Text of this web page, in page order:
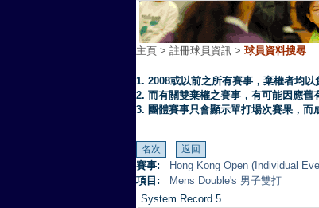
主頁 > 註冊球員資訊 > 球員資料搜尋
1. 2008或以前之所有賽事，棄權者均以
2. 而有關雙棄權之賽事，有可能因應
3. 團體賽事只會顯示單打場次賽果，而
賽事:
Hong Kong Open (Individual
項目:
Mens Double's 男子雙打
System Record 5